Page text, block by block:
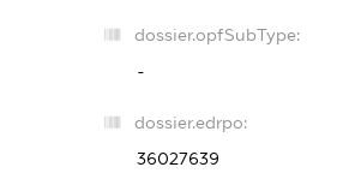
dossier.opfSubType:
-
dossier.edrpo:
36027639